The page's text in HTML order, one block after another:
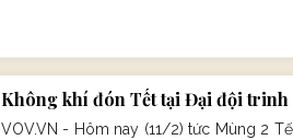
Không khí đón Tết tại Đại đội trinh
VOV.VN - Hôm nay (11/2) tức Mùng 2